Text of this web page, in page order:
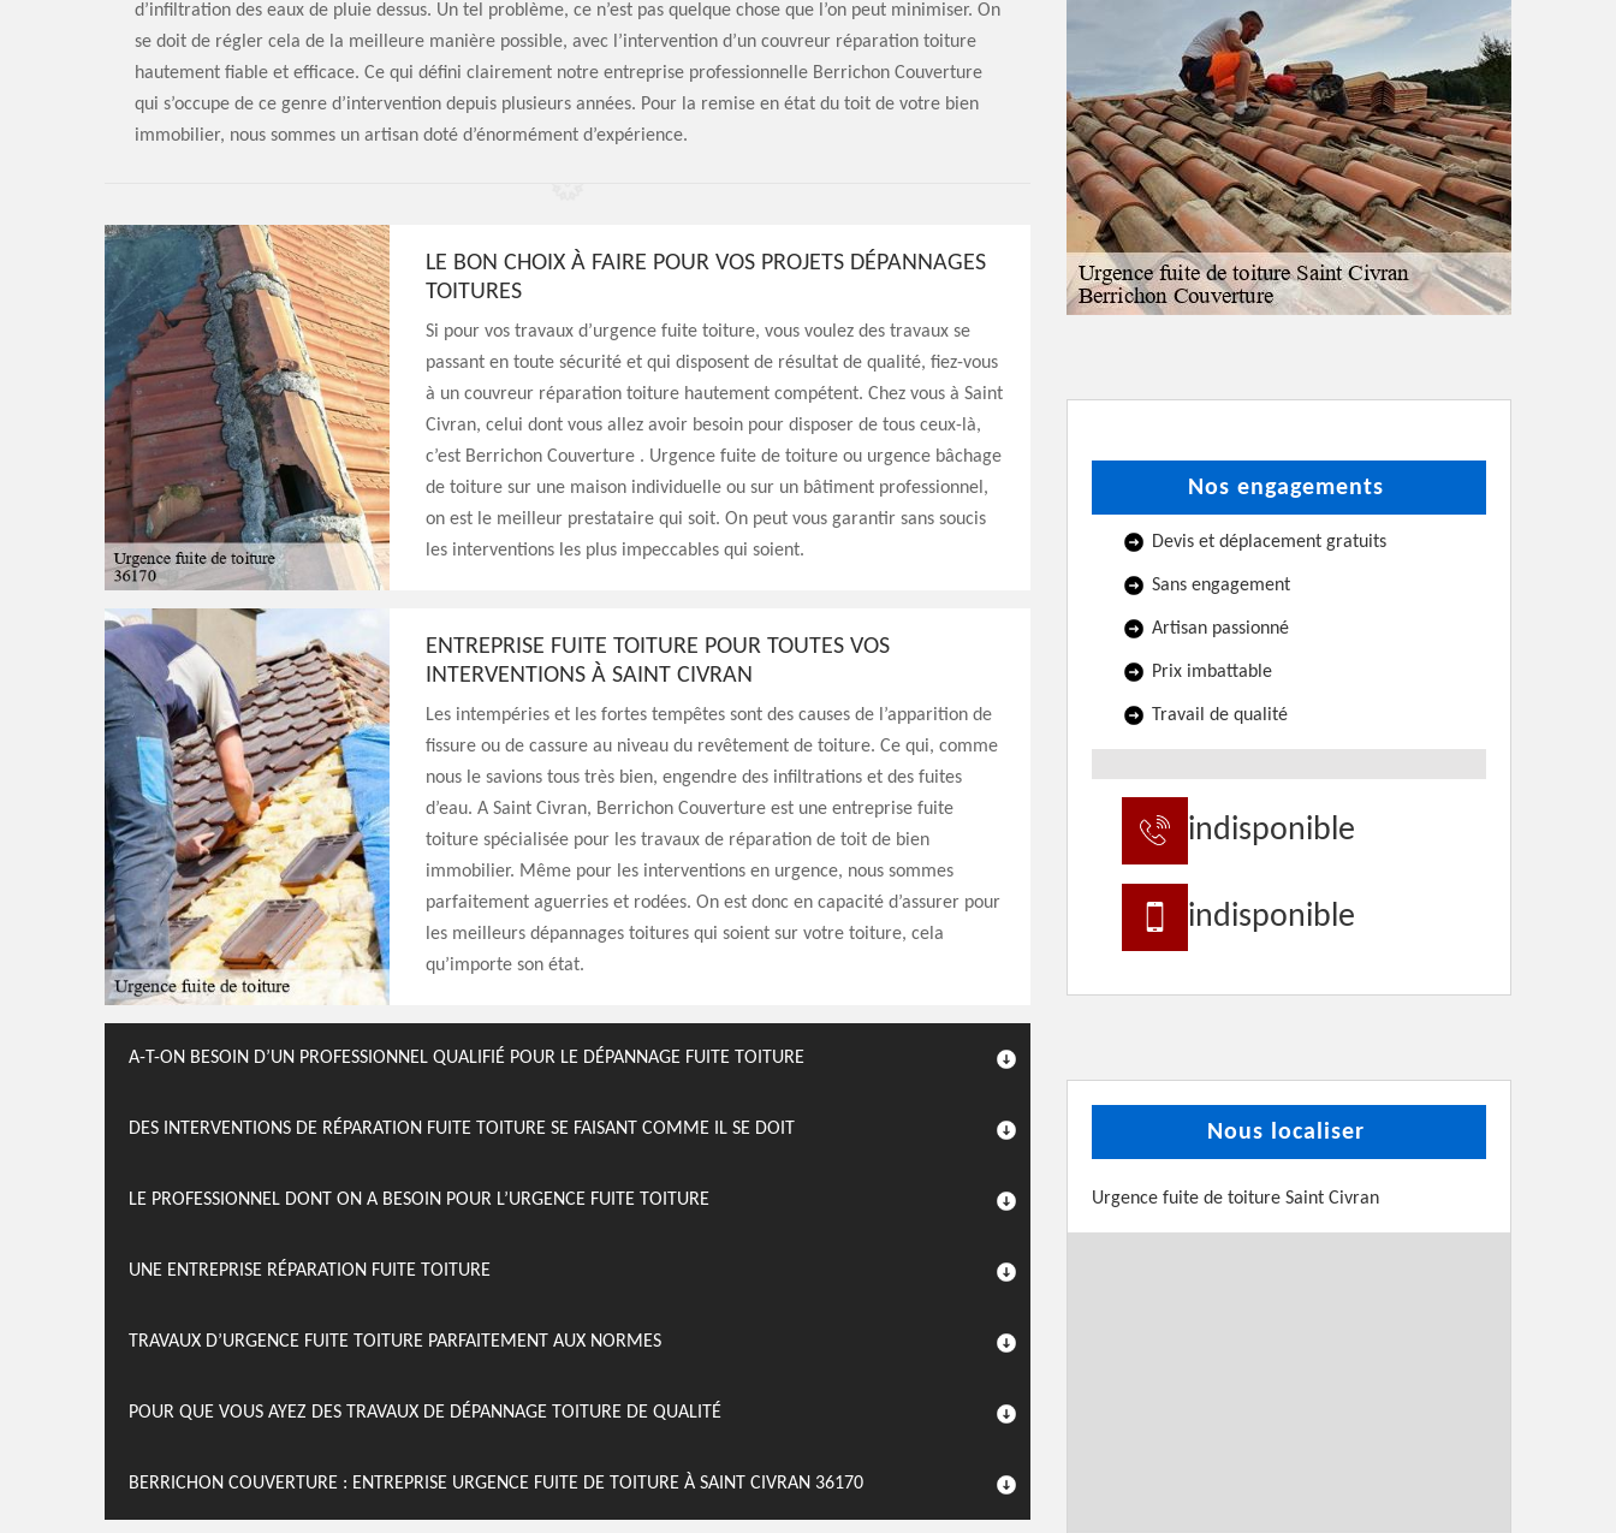
d’infiltration des eaux de pluie dessus. Un tel problème, ce n’est pas quelque chose que l’on peut minimiser. On
se doit de régler cela de la meilleure manière possible, avec l’intervention d’un couvreur réparation toiture
hautement fiable et efficace. Ce qui défini clairement notre entreprise professionnelle Berrichon Couverture
qui s’occupe de ce genre d’intervention depuis plusieurs années. Pour la remise en état du toit de votre bien
immobilier, nous sommes un artisan doté d’énormément d’expérience.
LE BON CHOIX À FAIRE POUR VOS PROJETS DÉPANNAGES
TOITURES
Si pour vos travaux d’urgence fuite toiture, vous voulez des travaux se
passant en toute sécurité et qui disposent de résultat de qualité, fiez-vous
à un couvreur réparation toiture hautement compétent. Chez vous à Saint
Civran, celui dont vous allez avoir besoin pour disposer de tous ceux-là,
c’est Berrichon Couverture . Urgence fuite de toiture ou urgence bâchage
de toiture sur une maison individuelle ou sur un bâtiment professionnel,
on est le meilleur prestataire qui soit. On peut vous garantir sans soucis
les interventions les plus impeccables qui soient.
ENTREPRISE FUITE TOITURE POUR TOUTES VOS
INTERVENTIONS À SAINT CIVRAN
Les intempéries et les fortes tempêtes sont des causes de l’apparition de
fissure ou de cassure au niveau du revêtement de toiture. Ce qui, comme
nous le savions tous très bien, engendre des infiltrations et des fuites
d’eau. A Saint Civran, Berrichon Couverture est une entreprise fuite
toiture spécialisée pour les travaux de réparation de toit de bien
immobilier. Même pour les interventions en urgence, nous sommes
parfaitement aguerries et rodées. On est donc en capacité d’assurer pour
les meilleurs dépannages toitures qui soient sur votre toiture, cela
qu’importe son état.
A-T-ON BESOIN D’UN PROFESSIONNEL QUALIFIÉ POUR LE DÉPANNAGE FUITE TOITURE
DES INTERVENTIONS DE RÉPARATION FUITE TOITURE SE FAISANT COMME IL SE DOIT
LE PROFESSIONNEL DONT ON A BESOIN POUR L’URGENCE FUITE TOITURE
UNE ENTREPRISE RÉPARATION FUITE TOITURE
TRAVAUX D’URGENCE FUITE TOITURE PARFAITEMENT AUX NORMES
POUR QUE VOUS AYEZ DES TRAVAUX DE DÉPANNAGE TOITURE DE QUALITÉ
BERRICHON COUVERTURE : ENTREPRISE URGENCE FUITE DE TOITURE À SAINT CIVRAN 36170
Nos engagements
Devis et déplacement gratuits
Sans engagement
Artisan passionné
Prix imbattable
Travail de qualité
indisponible
indisponible
Nous localiser
Urgence fuite de toiture Saint Civran